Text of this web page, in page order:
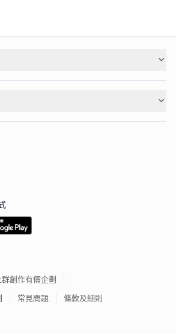
群創作有價企劃
常見問題 條款及細則